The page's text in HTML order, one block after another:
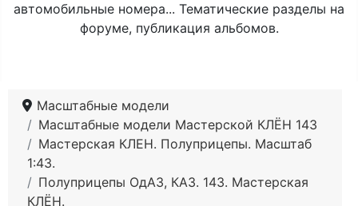
автомобильные номера... Тематические разделы на
форуме, публикация альбомов.
Масштабные модели
Масштабные модели Мастерской КЛЁН 143
Мастерская КЛЕН. Полуприцепы. Масштаб
1:43.
Полуприцепы ОдАЗ, КАЗ. 143. Мастерская
КЛЁН.